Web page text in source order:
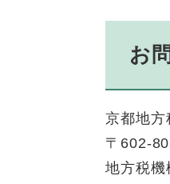
お
京都地方
〒602-
地方税機